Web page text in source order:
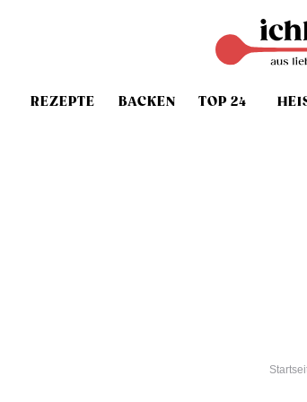
REZEPTE BACKEN TOP 24